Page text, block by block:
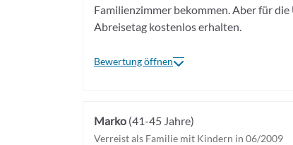
Familienzimmer bekommen. Aber für
Abreisetag kostenlos erhalten.
Bewertung öffnen
Marko (41-45 Jahre)
Verreist als Familie mit Kindern in 06/2009